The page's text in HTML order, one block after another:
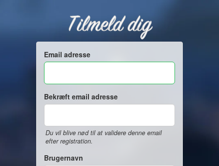
Tilmeld dig
Email adresse
Bekræft email adresse
Du vil blive nød til at validere denne email
efter registration.
Brugernavn